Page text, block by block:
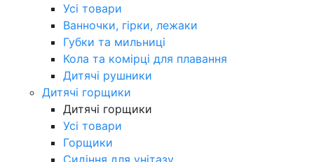
Усі товари
Ванночки, гірки, лежаки
Губки та мильниці
Кола та комірці для плавання
Дитячі рушники
Дитячі горщики
Дитячі горщики
Усі товари
Горщики
Сидіння для унітазу